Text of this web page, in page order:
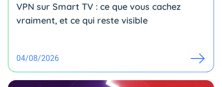
VPN sur Smart TV : ce que vous cachez
vraiment, et ce qui reste visible
04/08/2026